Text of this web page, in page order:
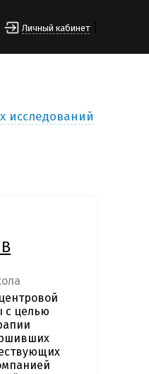
Личный кабинет
исследований
с целью